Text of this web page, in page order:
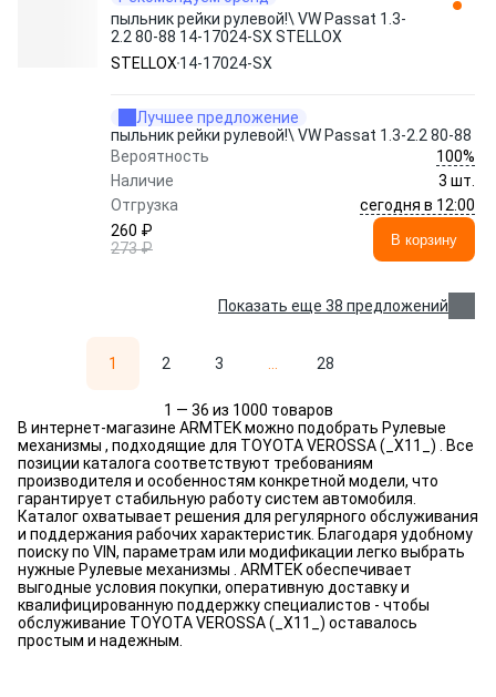
пыльник рейки рулевой!\ VW Passat 1.3-
2.2 80-88 14-17024-SX STELLOX
STELLOX 14-17024-SX
Лучшее предложение
пыльник рейки рулевой!\ VW Passat 1.3-2.2 80-88
Вероятность
100%
Наличие
3 шт.
Отгрузка
сегодня в 12:00
260 ₽
273 ₽
В корзину
Показать еще 38 предложений
1 2 3 28
1 — 36 из 1000 товаров
В интернет-магазине ARMTEK можно подобрать Рулевые
механизмы , подходящие для TOYOTA VEROSSA (_X11_) . Все
позиции каталога соответствуют требованиям
производителя и особенностям конкретной модели, что
гарантирует стабильную работу систем автомобиля.
Каталог охватывает решения для регулярного обслуживания
и поддержания рабочих характеристик. Благодаря удобному
поиску по VIN, параметрам или модификации легко выбрать
нужные Рулевые механизмы . ARMTEK обеспечивает
выгодные условия покупки, оперативную доставку и
квалифицированную поддержку специалистов - чтобы
обслуживание TOYOTA VEROSSA (_X11_) оставалось
простым и надежным.